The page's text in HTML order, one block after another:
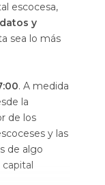
escocesa,
y
sea lo más
. A medida
la
de los
y las
de algo
capital